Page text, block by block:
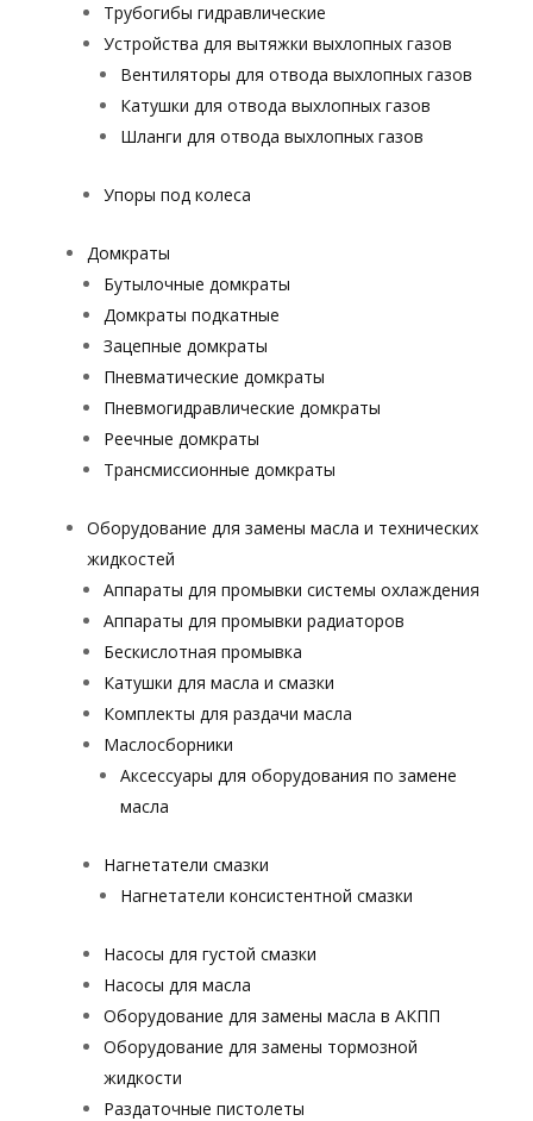
Трубогибы гидравлические
Устройства для вытяжки выхлопных газов
Вентиляторы для отвода выхлопных газов
Катушки для отвода выхлопных газов
Шланги для отвода выхлопных газов
Упоры под колеса
Домкраты
Бутылочные домкраты
Домкраты подкатные
Зацепные домкраты
Пневматические домкраты
Пневмогидравлические домкраты
Реечные домкраты
Трансмиссионные домкраты
Оборудование для замены масла и технических
жидкостей
Аппараты для промывки системы охлаждения
Аппараты для промывки радиаторов
Бескислотная промывка
Катушки для масла и смазки
Комплекты для раздачи масла
Маслосборники
Аксессуары для оборудования по замене
масла
Нагнетатели смазки
Нагнетатели консистентной смазки
Насосы для густой смазки
Насосы для масла
Оборудование для замены масла в АКПП
Оборудование для замены тормозной
жидкости
Раздаточные пистолеты